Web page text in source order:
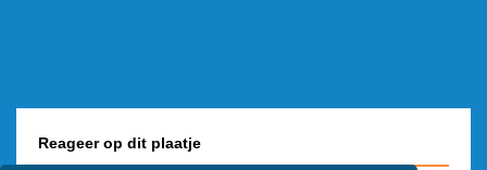
Reageer op dit plaatje